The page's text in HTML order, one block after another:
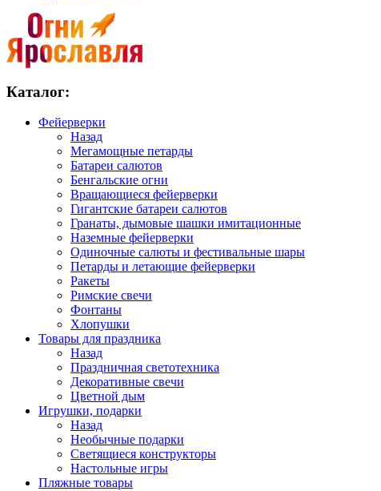
Каталог:
Фейерверки
Назад
Мегамощные петарды
Батареи салютов
Бенгальские огни
Вращающиеся фейерверки
Гигантские батареи салютов
Гранаты, дымовые шашки имитационные
Наземные фейерверки
Одиночные салюты и фестивальные шары
Петарды и летающие фейерверки
Ракеты
Римские свечи
Фонтаны
Хлопушки
Товары для праздника
Назад
Праздничная светотехника
Декоративные свечи
Цветной дым
Игрушки, подарки
Назад
Необычные подарки
Светящиеся конструкторы
Настольные игры
Пляжные товары